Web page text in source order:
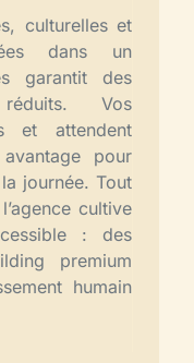
culturelles et
dans un
garantit des
Vos
et attendent
pour
journée. Tout
cultive
: des
premium
humain